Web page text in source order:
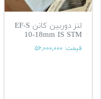
لنز دوربین کانن EF-S
10-18mm IS STM
قیمت: ۵۶,۰۰۰,۰۰۰